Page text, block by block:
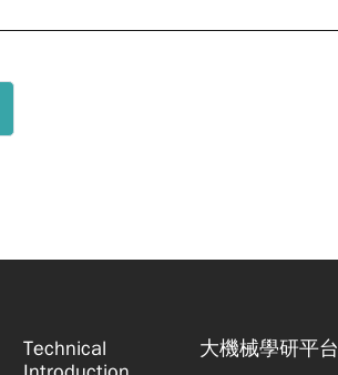
Technical
大機械學研平台